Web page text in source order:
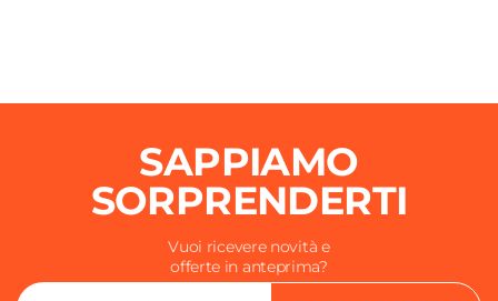
SAPPIAMO
SORPRENDERTI
Vuoi ricevere novità e
offerte in anteprima?